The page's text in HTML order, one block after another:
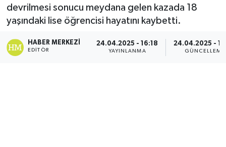
devrilmesi sonucu meydana gelen kazada 18
yaşındaki lise öğrencisi hayatını kaybetti.
HABER MERKEZI
EDITÖR
24.04.2025 - 16:18
YAYINLANMA
24.04.2025 -
GÜNCELLEME
Son Dakika Haberleri
Haber Arşivi